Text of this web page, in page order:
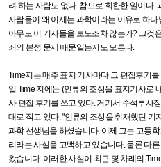
려 하는 사람도 없다.참으로 희한한 일이다.
사람들이 왜 이제는 과학이라는 이유로 하
아무도 이 기사들을 보도조차 않는가? 그것
죄의 본성 문제 때문일는지도 모른다.
Time지는 매주 표지 기사마다 그 편집후기를
일 Time 지에는 (인류의 조상을 표지기사로
사 편집 후기를 쓰고 있다.거기서 수석부사
대로 적고 있다. "인류의 조상을 취재했던 기
과학 선생님을 하셨습니다. 이제 그는 고등
리라는 사실을 고백하고 있습니다.물론 다
왔습니다. 이러한 사실이 최근 몇 차례의